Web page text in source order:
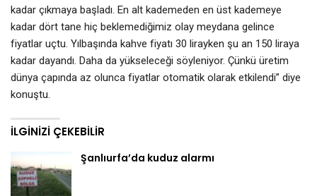
kadar çıkmaya başladı. En alt kademeden en üst kademeye
kadar dört tane hiç beklemediğimiz olay meydana gelince
fiyatlar uçtu. Yılbaşında kahve fiyatı 30 lirayken şu an 150 liraya
kadar dayandı. Daha da yükseleceği söyleniyor. Çünkü üretim
dünya çapında az olunca fiyatlar otomatik olarak etkilendi” diye
konuştu.
İLGINIZI ÇEKEBILIR
Şanlıurfa’da kuduz alarmı